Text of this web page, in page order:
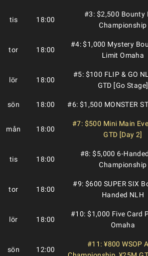
tis 18:00
#3: $2,500 Bounty
Championship
tor 18:00
#4: $1,000 Mystery
Limit Omaha
lör 18:00
#5: $100 FLIP & GO
GTD [Go Stage]
sön 18:00 #6: $1,500 MONSTER
mån 18:00
#7: $500 Mini Main
GTD [Day 2]
tis 18:00
#8: $5,000 6-
Championship
tor 18:00
#9: $600 SUPER SIX
Handed NLH
lör 18:00
#10: $1,000 Five Card
Omaha
sön 12:00
#11: ¥800 WSOP